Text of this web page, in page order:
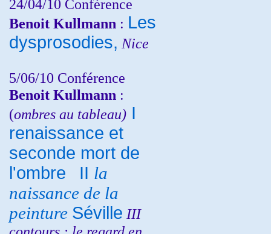
24/04/10 Conférence
Benoit Kullmann : Les
dysprosodies, Nice
5/06/10 Conférence
Benoit Kullmann :
(ombres au tableau) I
renaissance et
seconde mort de
l'ombre
II la
naissance de la
peinture Séville III